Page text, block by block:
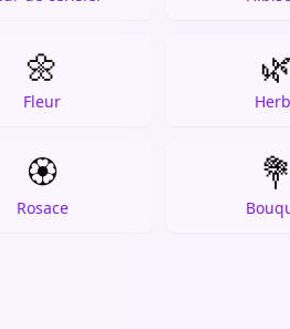
🌼
Fleur
🏵️
Rosace